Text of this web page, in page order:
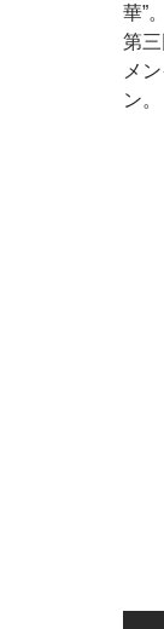
華”
第
メ
ン。